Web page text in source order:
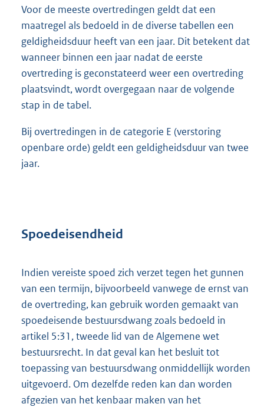
Voor de meeste overtredingen geldt dat een
maatregel als bedoeld in de diverse tabellen een
geldigheidsduur heeft van een jaar. Dit betekent dat
wanneer binnen een jaar nadat de eerste
overtreding is geconstateerd weer een overtreding
plaatsvindt, wordt overgegaan naar de volgende
stap in de tabel.
Bij overtredingen in de categorie E (verstoring
openbare orde) geldt een geldigheidsduur van twee
jaar.
Spoedeisendheid
Indien vereiste spoed zich verzet tegen het gunnen
van een termijn, bijvoorbeeld vanwege de ernst van
de overtreding, kan gebruik worden gemaakt van
spoedeisende bestuursdwang zoals bedoeld in
artikel 5:31, tweede lid van de Algemene wet
bestuursrecht. In dat geval kan het besluit tot
toepassing van bestuursdwang onmiddellijk worden
uitgevoerd. Om dezelfde reden kan dan worden
afgezien van het kenbaar maken van het